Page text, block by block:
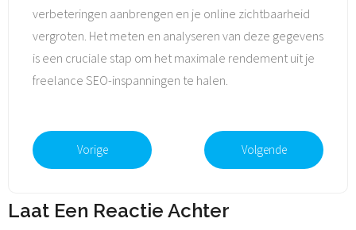
verbeteringen aanbrengen en je online zichtbaarheid
vergroten. Het meten en analyseren van deze gegevens
is een cruciale stap om het maximale rendement uit je
freelance SEO-inspanningen te halen.
Vorige Volgende
Laat Een Reactie Achter